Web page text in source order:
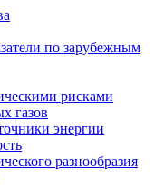
по зарубежным
рисками
газов
энергии
разнообразия